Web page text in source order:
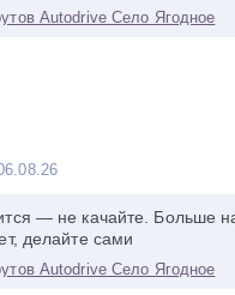
Autodrive Село Ягодное
— не качайте. Больше
делайте сами
Autodrive Село Ягодное